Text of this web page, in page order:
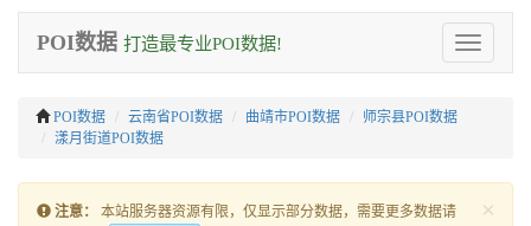
Toggle
navigation
POI数据 打造最专业POI数据!
POI数据 云南省POI数据 曲靖市POI数据
师宗县POI数据
漾月街道POI数据
×
注意：
本站服务器资源有限，仅显示部分数据，需要更多数据请